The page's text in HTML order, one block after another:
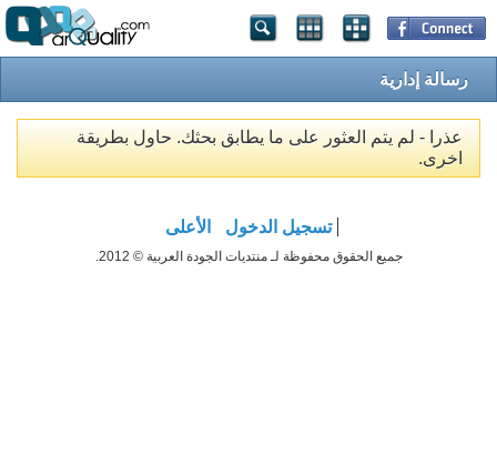
رسالة إدارية
عذرا - لم يتم العثور على ما يطابق بحثك. حاول بطريقة
اخرى.
تسجيل الدخول الأعلى
جميع الحقوق محفوظة لـ منتديات الجودة العربية © 2012.